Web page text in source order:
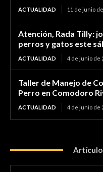
ACTUALIDAD 11 de junio
Atención, Rada Tilly:
perros y gatos este
ACTUALIDAD 4 de junio de
Taller de Manejo de
Perro en Comodoro
ACTUALIDAD 4 de junio de